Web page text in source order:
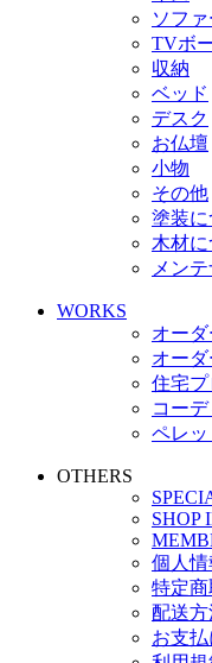
ソファ
TVボ
収納
ベッド
デスク
お仏壇
小物
その他
塗装に
木材
メン
WORKS
オー
オー
住宅プ
コーデ
ペレ
OTHERS
SHOP
個人
特定
配送方
お支